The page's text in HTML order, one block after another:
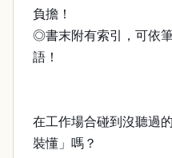
負擔！
◎書末附有索引，可依
語！
在工作場合碰到沒聽過
裝懂」嗎？